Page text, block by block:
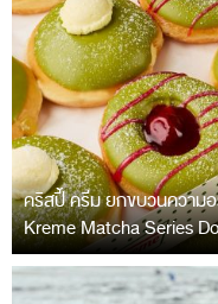
คริสปี้ ครีม ยกขบวนความ
Kreme Matcha Series